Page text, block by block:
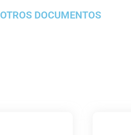
OTROS DOCUMENTOS